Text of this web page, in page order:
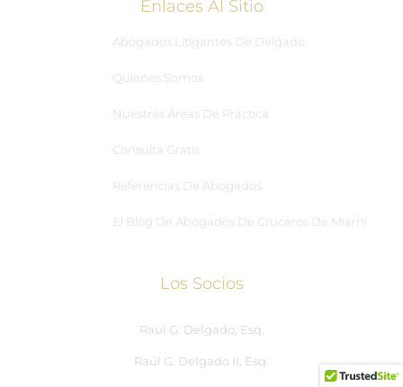
Enlaces Al Sitio
Abogados Litigantes De Delgado
Quienes Somos
Nuestras Áreas De Práctica
Consulta Gratis
Referencias De Abogados
El Blog De Abogados De Cruceros De Miami
Los Socios
Raúl G. Delgado, Esq.
Raúl G. Delgado II, Esq.